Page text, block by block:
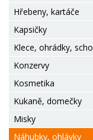
Hřebeny, kartáče
Kapsičky
Klece, ohrádky,
Konzervy
Kosmetika
Kukaně, domečky
Misky
Náhubky, ohlávky